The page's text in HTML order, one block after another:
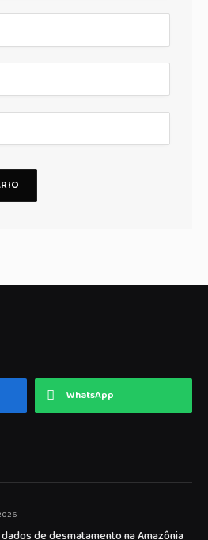
WhatsApp
de desmatamento na Amazônia